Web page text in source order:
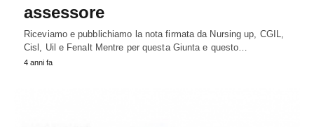
assessore
Riceviamo e pubblichiamo la nota firmata da Nursing up, CGIL,
Cisl, Uil e Fenalt Mentre per questa Giunta e questo…
4 anni fa